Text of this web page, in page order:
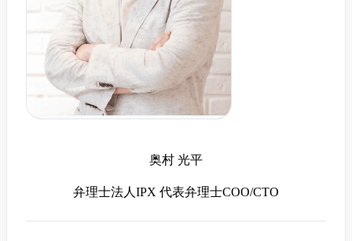
奥村 光平
弁理士法人IPX 代表弁理士COO/CTO